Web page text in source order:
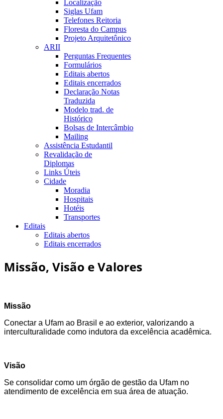
Localização
Siglas Ufam
Telefones Reitoria
Floresta do Campus
Projeto Arquitetônico
ARII
Perguntas Frequentes
Formulários
Editais abertos
Editais encerrados
Declaração Notas
Traduzida
Modelo trad. de
Histórico
Bolsas de Intercâmbio
Mailing
Assistência Estudantil
Revalidação de
Diplomas
Links Úteis
Cidade
Moradia
Hospitais
Hotéis
Transportes
Editais
Editais abertos
Editais encerrados
Missão, Visão e Valores
Missão
Conectar a Ufam ao Brasil e ao exterior, valorizando a
interculturalidade como indutora da excelência acadêmica.
Visão
Se consolidar como um órgão de gestão da Ufam no
atendimento de excelência em sua área de atuação.